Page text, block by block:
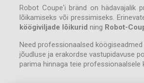
Robot Coupe'i bränd on hädavajalik
lõikamiseks või pressimiseks.
köögiviljade lõikurid ning Robot-
Need professionaalsed
jõudluse ja erakordse vastupidavuse
parima hinnaga teie professionaalsele